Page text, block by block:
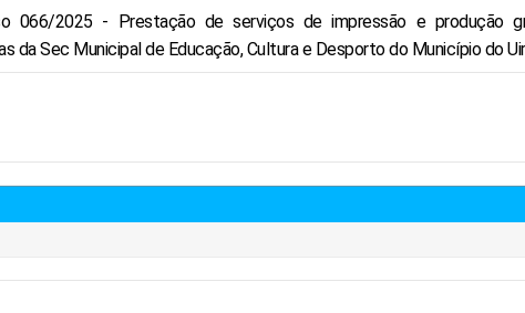
066/2025 - Prestação de serviços de impressão e produção
da Sec Municipal de Educação, Cultura e Desporto do Município do